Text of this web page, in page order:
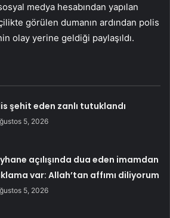
medya hesabından yapılan
görülen dumanın ardından polis
olay yerine geldiği paylaşıldı.
şehit eden zanlı tutuklandı
5, 2026
açılışında dua eden imamdan
var: Allah’tan affımı diliyorum
5, 2026